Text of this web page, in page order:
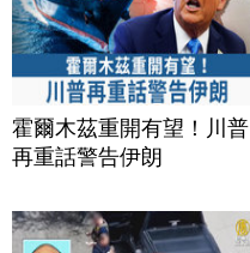
霍爾木茲重開有望！川普
再重話警告伊朗